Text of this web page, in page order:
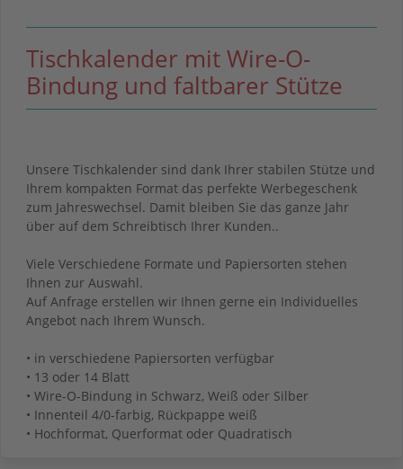
Tischkalender mit Wire-O-
Bindung und faltbarer Stütze
Unsere Tischkalender sind dank Ihrer stabilen Stütze und
Ihrem kompakten Format das perfekte Werbegeschenk
zum Jahreswechsel. Damit bleiben Sie das ganze Jahr
über auf dem Schreibtisch Ihrer Kunden..
Viele Verschiedene Formate und Papiersorten stehen
Ihnen zur Auswahl.
Auf Anfrage erstellen wir Ihnen gerne ein Individuelles
Angebot nach Ihrem Wunsch.
• in verschiedene Papiersorten verfügbar
• 13 oder 14 Blatt
• Wire-O-Bindung in Schwarz, Weiß oder Silber
• Innenteil 4/0-farbig, Rückpappe weiß
• Hochformat, Querformat oder Quadratisch